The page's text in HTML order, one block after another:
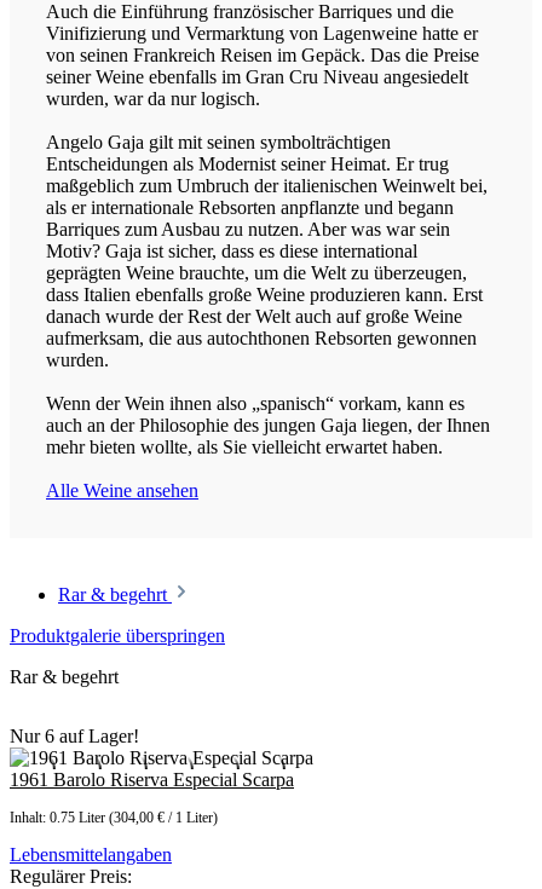
Auch die Einführung französischer Barriques und die
Vinifizierung und Vermarktung von Lagenweine hatte er
von seinen Frankreich Reisen im Gepäck. Das die Preise
seiner Weine ebenfalls im Gran Cru Niveau angesiedelt
wurden, war da nur logisch.
Angelo Gaja gilt mit seinen symbolträchtigen
Entscheidungen als Modernist seiner Heimat. Er trug
maßgeblich zum Umbruch der italienischen Weinwelt bei,
als er internationale Rebsorten anpflanzte und begann
Barriques zum Ausbau zu nutzen. Aber was war sein
Motiv? Gaja ist sicher, dass es diese international
geprägten Weine brauchte, um die Welt zu überzeugen,
dass Italien ebenfalls große Weine produzieren kann. Erst
danach wurde der Rest der Welt auch auf große Weine
aufmerksam, die aus autochthonen Rebsorten gewonnen
wurden.
Wenn der Wein ihnen also „spanisch“ vorkam, kann es
auch an der Philosophie des jungen Gaja liegen, der Ihnen
mehr bieten wollte, als Sie vielleicht erwartet haben.
Alle Weine ansehen
Rar & begehrt
Produktgalerie überspringen
Rar & begehrt
Nur 6 auf Lager!
1961 Barolo Riserva Especial Scarpa
Inhalt: 0.75 Liter (304,00 € / 1 Liter)
Lebensmittelangaben
Regulärer Preis: